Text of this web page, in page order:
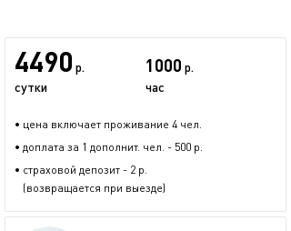
4490 р.
сутки
1000 р.
час
• цена включает проживание 4 чел.
• доплата за 1 дополнит. чел. - 500 р.
• страховой депозит - 2 р.
(возвращается при выезде)